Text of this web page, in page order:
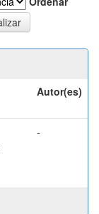
Autor(es)
-